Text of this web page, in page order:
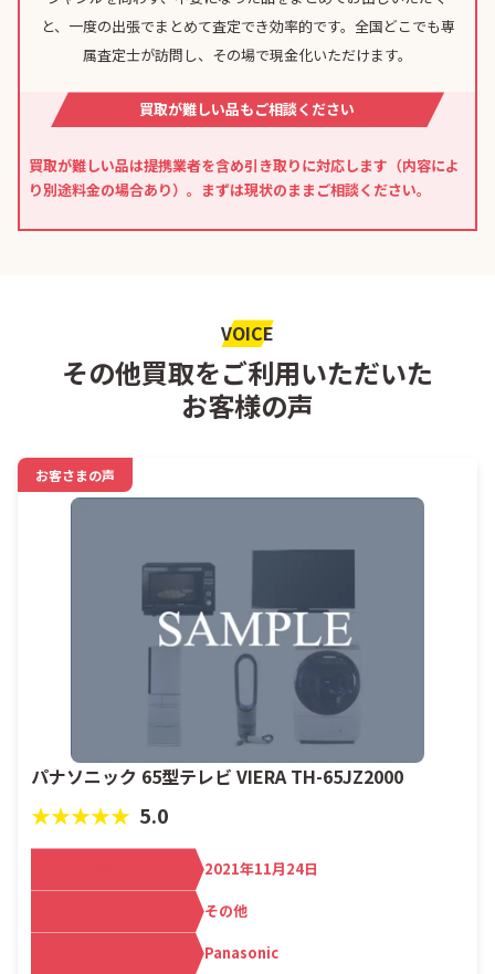
と、一度の出張でまとめて査定でき効率的です。全国どこでも専
属査定士が訪問し、その場で現金化いただけます。
買取が難しい品もご相談ください
買取が難しい品は提携業者を含め引き取りに対応します（内容によ
り別途料金の場合あり）。まずは現状のままご相談ください。
VOICE
その他買取をご利用いただいた
お客様の声
お客さまの声
パナソニック 65型テレビ VIERA TH-65JZ2000
★★★★★ 5.0
2021年11月24日
その他
Panasonic